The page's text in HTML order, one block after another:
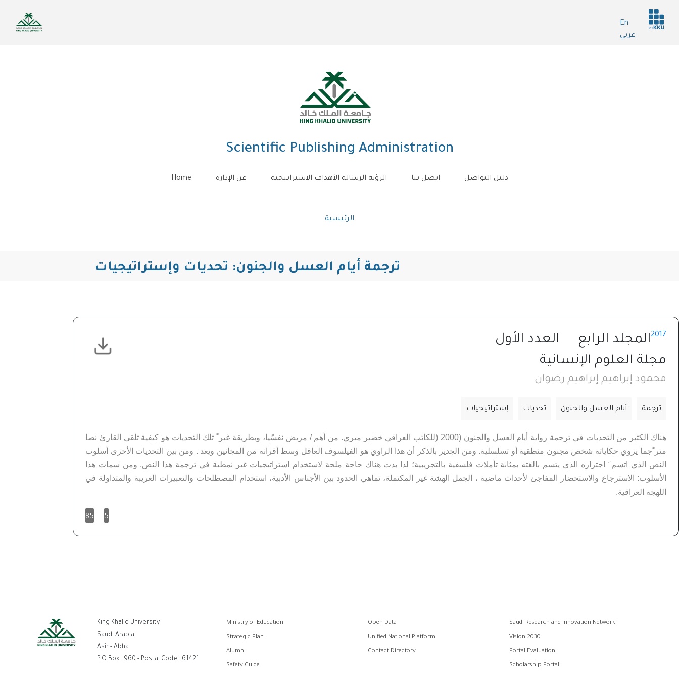
main
En
عربي
Header
services
Scientific Publishing Administration
Home عن الإدارة الرؤية الرسالة الأهداف الاستراتيجية اتصل بنا دليل التواصل
Breadcrumb
الرئيسية
ترجمة أيام العسل والجنون: تحديات وإستراتيجيات
2017المجلد الرابع
العدد الأول
مجلة العلوم الإنسانية
محمود إبراهيم إبراهيم رضوان
ترجمة أيام العسل والجنون تحديات إستراتيجيات
هناك الكثير من التحديات في ترجمة رواية أيام العسل والجنون (2000 (للكاتب العراقي خضير ميري. من أهم / مريض نفسًيا، وبطريقة غير ً تلك التحديات هو كيفية تلقي القارئ نصا
متر ًجما يروي حكاياته شخص مجنون منطقية أو تسلسلية. ومن الجدير بالذكر أن هذا الراوي هو الفيلسوف العاقل وسط أقرانه من المجانين ويعد . ومن بين التحديات الأخرى أسلوب
النص الذي اتسم َ اجتراره الذي يتسم بالعَته بمثابة تأملات فلسفية بالتجريبية؛ لذا بدت هناك حاجة ملحة لاستخدام استراتيجيات غير نمطية في ترجمة هذا النص. ومن سمات هذا
الأسلوب: الاسترجاع والاستحضار المفاجئ لأحداث ماضية ، الجمل الهشة غير المكتملة، تماهي الحدود بين الأجناس الأدبية، استخدام المصطلحات والتعبيرات الغريبة والمتداولة في
اللهجة العراقية.
5
85
King Khalid University
Saudi Arabia
Asir - Abha
P.O.Box : 960 - Postal Code : 61421
روابط
الفوتر
Ministry of Education Open Data Saudi Research and Innovation Network
Strategic Plan Unified National Platform Vision 2030
Alumni Contact Directory Portal Evaluation
Safety Guide Scholarship Portal